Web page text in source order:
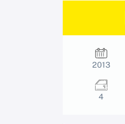
2013
4